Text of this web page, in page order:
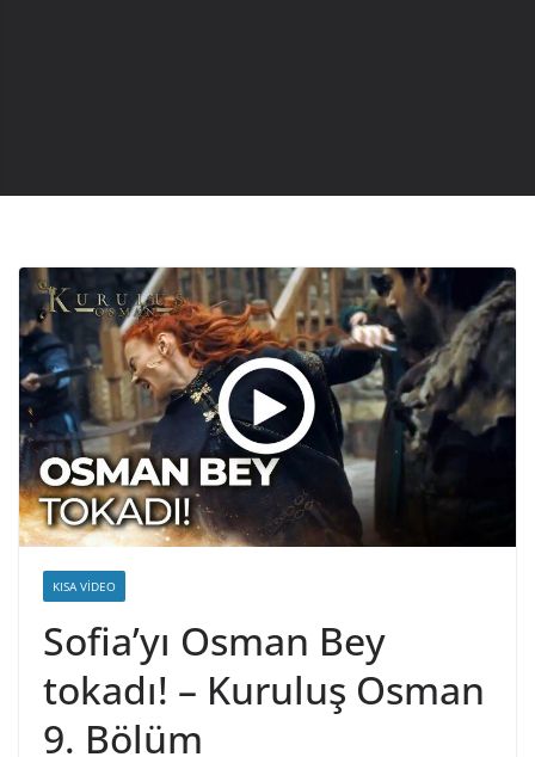
KISA VIDEO
Sofia’yı Osman Bey
tokadı! – Kuruluş Osman
9. Bölüm